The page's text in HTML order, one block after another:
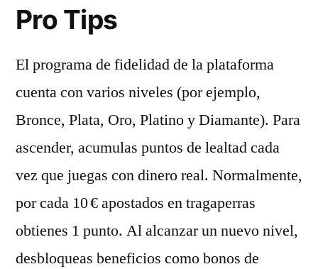
Pro Tips
El programa de fidelidad de la plataforma
cuenta con varios niveles (por ejemplo,
Bronce, Plata, Oro, Platino y Diamante). Para
ascender, acumulas puntos de lealtad cada
vez que juegas con dinero real. Normalmente,
por cada 10 € apostados en tragaperras
obtienes 1 punto. Al alcanzar un nuevo nivel,
desbloqueas beneficios como bonos de